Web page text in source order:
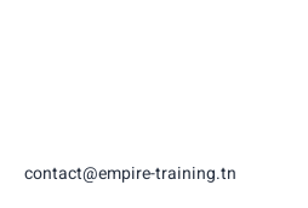
contact@empire-training.tn